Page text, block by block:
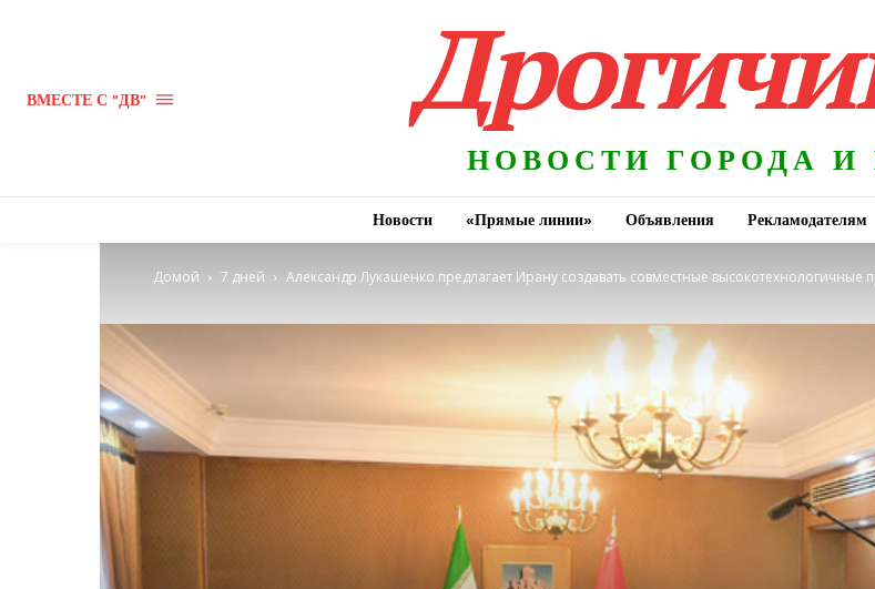
ВМЕСТЕ С "ДВ"
НОВОСТИ ГОРОДА И
Новости «Прямые линии» Объявления Рекламодателям
Домой 7 дней Александр Лукашенко предлагает Ирану создавать совместные высокотехнологичные